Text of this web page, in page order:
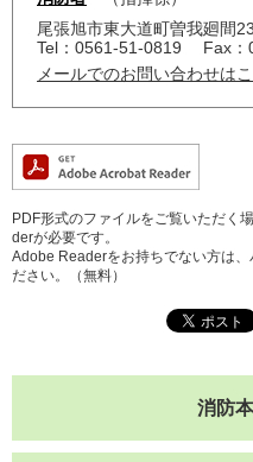
尾張旭市東大道町曽我廻間
Tel：0561-51-0819
Fax
メールでのお問い合わせは
PDF形式のファイルをご覧いただく
derが必要です。
Adobe Readerをお持ちでない方は
ださい。（無料）
消防